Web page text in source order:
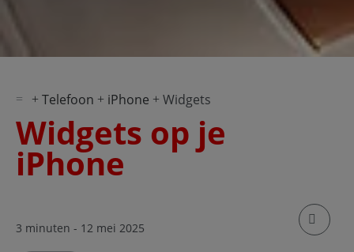
Telefoon iPhone Widgets
Widgets op je
iPhone
3 minuten - 12 mei 2025
klik om